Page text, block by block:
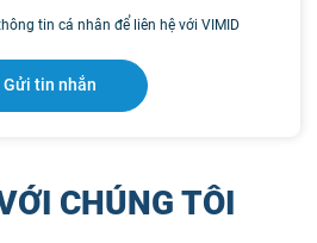
tin cá nhân để liên hệ với VIMID
CHÚNG TÔI